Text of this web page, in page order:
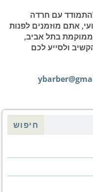
חיפוש
עם חרדה
אתם מוזמנים לפנות
בתל אביב,
ולסייע לכם